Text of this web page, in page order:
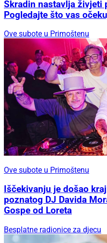
Skradin nastavlja živjeti
Pogledajte što vas
Ove subote u Primoštenu
Ove subote u Primoštenu
Iščekivanju je došao
poznatog DJ Davida
Gospe od Loreta
Besplatne radionice za djecu